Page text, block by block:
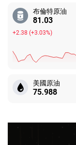
布倫特原油
81.03
+2.38 (+3.03%)
美國原油
75.988